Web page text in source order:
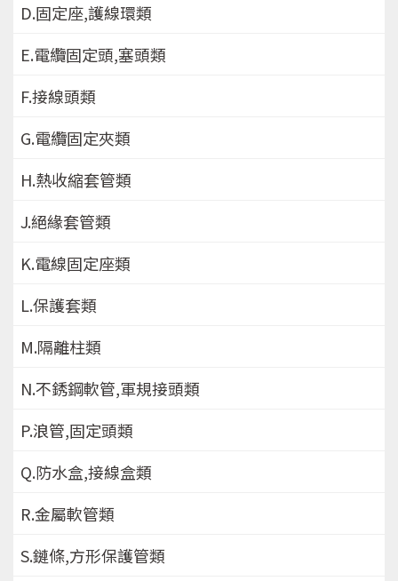
D.固定座,護線環類
E.電纜固定頭,塞頭類
F.接線頭類
G.電纜固定夾類
H.熱收縮套管類
J.絕緣套管類
K.電線固定座類
L.保護套類
M.隔離柱類
N.不銹鋼軟管,軍規接頭類
P.浪管,固定頭類
Q.防水盒,接線盒類
R.金屬軟管類
S.鏈條,方形保護管類